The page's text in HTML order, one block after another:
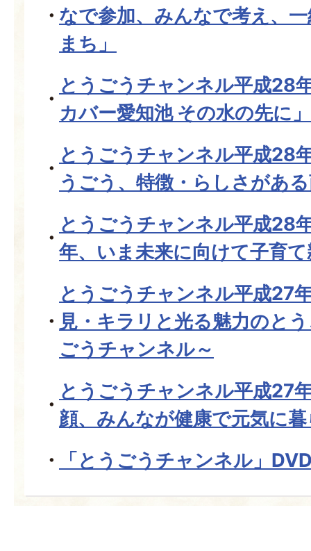
なで参加、みんなで考え、
まち」
とうごうチャンネル平成28
カバー愛知池 その水の先に」
とうごうチャンネル平成28
うごう、特徴・らしさがあ
とうごうチャンネル平成28
年、いま未来に向けて子育
とうごうチャンネル平成27
見・キラリと光る魅力のと
ごうチャンネル～
とうごうチャンネル平成27
顔、みんなが健康で元気に
「とうごうチャンネル」